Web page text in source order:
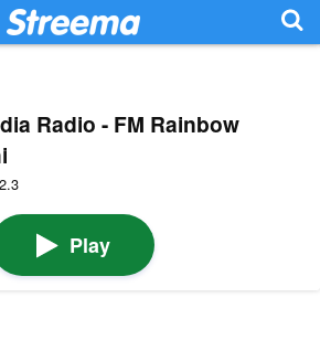
Radio - FM Rainbow
Play